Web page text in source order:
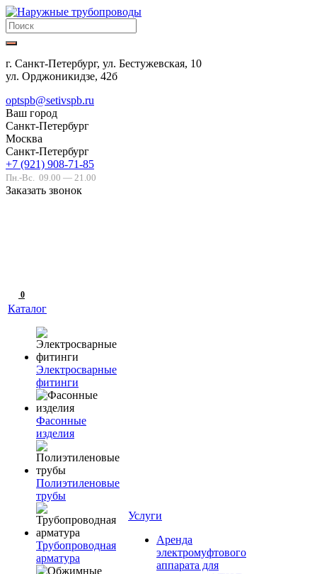
г. Санкт-Петербург, ул. Бестужевская, 10
ул. Орджоникидзе, 42б
optspb@setivspb.ru
Ваш город
Санкт-Петербург
Москва
Санкт-Петербург
+7 (921) 908-71-85
Пн.-Вс. 09.00 — 21.00
Заказать звонок
0
Каталог
Электросварные
фитинги
Фасонные
изделия
Полиэтиленовые
трубы
Трубопроводная
арматура
Услуги
Аренда
электромуфтового
аппарата для